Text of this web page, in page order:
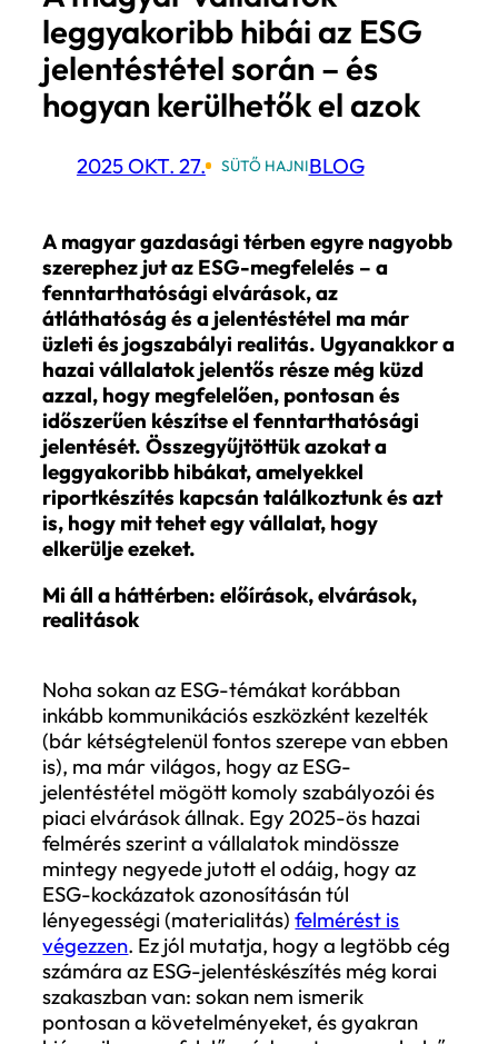
leggyakoribb hibái az ESG
jelentéstétel során – és
hogyan kerülhetők el azok
2025 OKT. 27. SÜTŐ HAJNIBLOG
A magyar gazdasági térben egyre
szerephez jut az ESG-megfelelés – a
fenntarthatósági elvárások, az
átláthatóság és a jelentéstétel ma már
üzleti és jogszabályi realitás.
azzal, hogy megfelelően, pontosan és
időszerűen készítse el fenntarthatósági
jelentését. Összegyűjtöttük azokat a
leggyakoribb hibákat, amelyekkel
riportkészítés kapcsán találkoztunk és
is, hogy mit tehet egy vállalat, hogy
elkerülje ezeket.
Mi áll a háttérben: előírások, elvárások,
realitások
Noha sokan az ESG-témákat korábban